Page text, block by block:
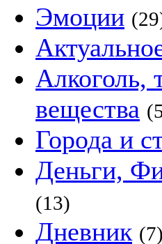
Эмоции
Алкоголь,
вещества
Города и
Деньги,
(13)
Дневник (7)